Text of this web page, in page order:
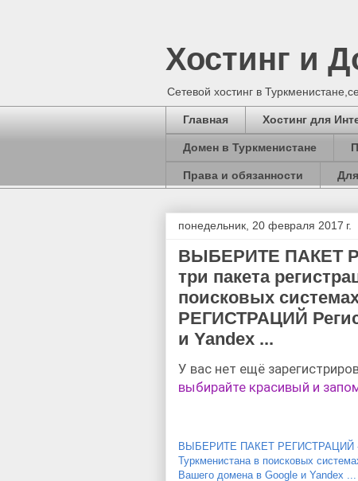
Хостинг и
Сетевой хостинг в
Главная Хостинг для
Домен в Туркменистане
Права и обязанности
понедельник, 20 февраля 2017 г.
ВЫБЕРИТЕ ПАКЕТ
три пакета
поисковых
РЕГИСТРАЦИЙ
и Yandex ...
У вас нет ещё
выбирайте красивый и
ВЫБЕРИТЕ ПАКЕТ РЕГИСТРАЦИЙ -
Туркменистана в поисковых
Вашего домена в Google и Yandex ...